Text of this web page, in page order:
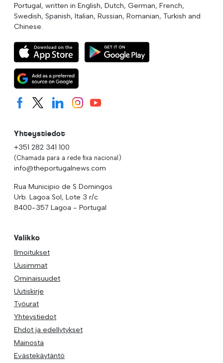
Portugal, written in English, Dutch, German, French,
Swedish, Spanish, Italian, Russian, Romanian, Turkish and
Chinese.
Yhteystiedot
+351 282 341 100
(Chamada para a rede fixa nacional)
info@theportugalnews.com
Rua Municipio de S Domingos
Urb. Lagoa Sol, Lote 3 r/c
8400-357 Lagoa - Portugal
Valikko
Ilmoitukset
Uusimmat
Ominaisuudet
Uutiskirje
Työurat
Yhteystiedot
Ehdot ja edellytykset
Mainosta
Evästekäytäntö